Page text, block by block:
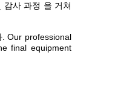
감사 과정 을 거쳐
. Our professional
final equipment